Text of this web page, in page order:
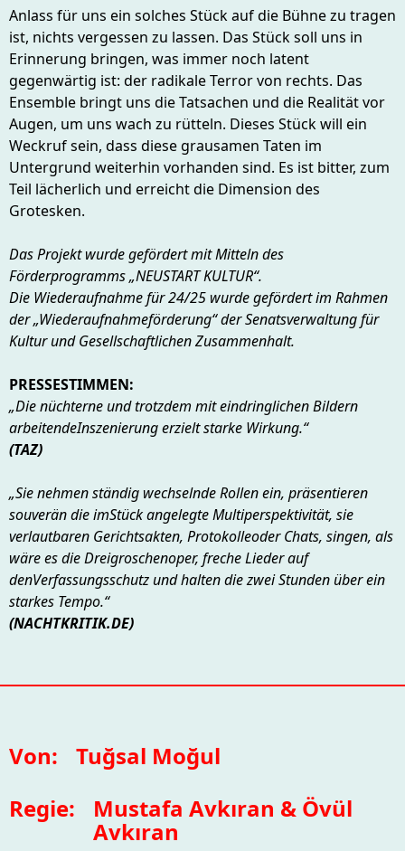
Anlass für uns ein solches Stück auf die Bühne zu tragen
ist, nichts vergessen zu lassen. Das Stück soll uns in
Erinnerung bringen, was immer noch latent
gegenwärtig ist: der radikale Terror von rechts. Das
Ensemble bringt uns die Tatsachen und die Realität vor
Augen, um uns wach zu rütteln. Dieses Stück will ein
Weckruf sein, dass diese grausamen Taten im
Untergrund weiterhin vorhanden sind. Es ist bitter, zum
Teil lächerlich und erreicht die Dimension des
Grotesken.
Das Projekt wurde gefördert mit Mitteln des
Förderprogramms „NEUSTART KULTUR“.
Die Wiederaufnahme für 24/25 wurde gefördert im Rahmen
der „Wiederaufnahmeförderung“ der Senatsverwaltung für
Kultur und Gesellschaftlichen Zusammenhalt.
PRESSESTIMMEN:
„Die nüchterne und trotzdem mit eindringlichen Bildern
arbeitendeInszenierung erzielt starke Wirkung.“
(TAZ)
„Sie nehmen ständig wechselnde Rollen ein, präsentieren
souverän die imStück angelegte Multiperspektivität, sie
verlautbaren Gerichtsakten, Protokolleoder Chats, singen, als
wäre es die Dreigroschenoper, freche Lieder auf
denVerfassungsschutz und halten die zwei Stunden über ein
starkes Tempo.“
(NACHTKRITIK.DE)
Von:
Tuğsal Moğul
Regie:
Mustafa Avkıran & Övül
Avkıran